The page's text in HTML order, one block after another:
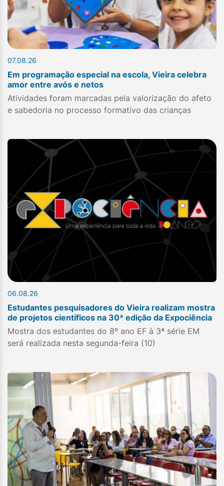
07.08.26
Em programação especial na escola, Vieira celebra
amor entre avós e netos
Atividades foram marcadas pela valorização do afeto
e sabedoria no processo formativo das crianças
06.08.26
Estudantes pesquisadores do Vieira realizam mostra
de projetos científicos na 30ª edição da Expociência
Mostra dos estudantes do 8º ano EF à 3ª série EM
será realizada nesta segunda-feira (10)